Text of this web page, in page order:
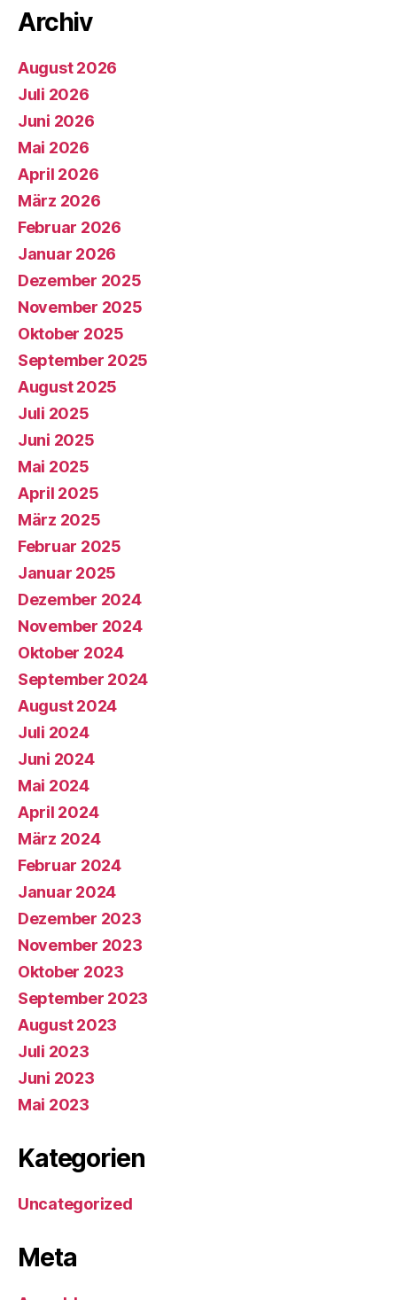
Archiv
August 2026
Juli 2026
Juni 2026
Mai 2026
April 2026
März 2026
Februar 2026
Januar 2026
Dezember 2025
November 2025
Oktober 2025
September 2025
August 2025
Juli 2025
Juni 2025
Mai 2025
April 2025
März 2025
Februar 2025
Januar 2025
Dezember 2024
November 2024
Oktober 2024
September 2024
August 2024
Juli 2024
Juni 2024
Mai 2024
April 2024
März 2024
Februar 2024
Januar 2024
Dezember 2023
November 2023
Oktober 2023
September 2023
August 2023
Juli 2023
Juni 2023
Mai 2023
Kategorien
Uncategorized
Meta